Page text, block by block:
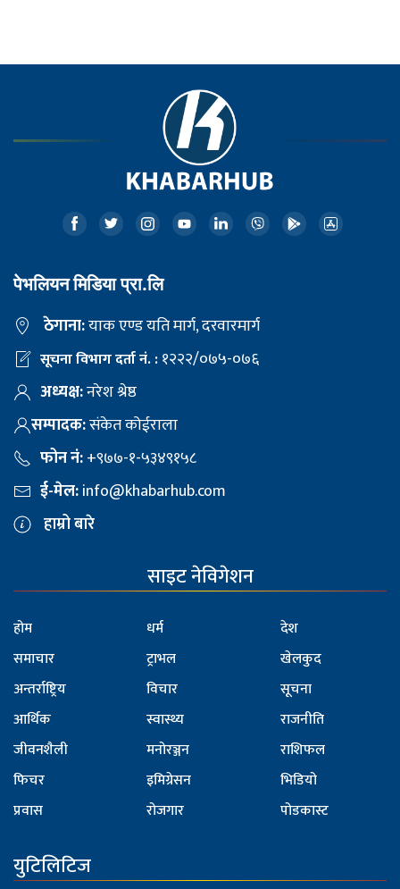
पेभलियन मिडिया प्रा.लि
ठेगाना:याक एण्ड यति मार्ग, दरवारमार्ग
सूचना विभाग दर्ता नं. :१२२२/०७५-०७६
अध्यक्ष:नरेश श्रेष्ठ
सम्पादक:संकेत कोईराला
फोन नं:+९७७-१-५३४९१५८
ई-मेल:info@khabarhub.com
हाम्रो बारे
साइट नेविगेशन
होम
समाचार
अन्तर्राष्ट्रिय
आर्थिक
जीवनशैली
फिचर
प्रवास
धर्म
ट्राभल
विचार
स्वास्थ्य
मनोरञ्जन
इमिग्रेसन
रोजगार
देश
खेलकुद
सूचना
राजनीति
राशिफल
भिडियो
पोडकास्ट
युटिलिटिज